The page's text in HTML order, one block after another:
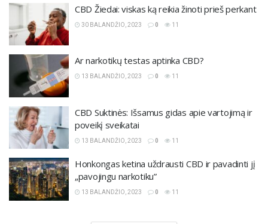
CBD Žiedai: viskas ką reikia žinoti prieš perkant
30 BALANDŽIO, 2023 0 11
Ar narkotikų testas aptinka CBD?
13 BALANDŽIO, 2023 0 11
CBD Suktinės: Išsamus gidas apie vartojimą ir
poveikį sveikatai
13 BALANDŽIO, 2023 0 11
Honkongas ketina uždrausti CBD ir pavadinti jį
„pavojingu narkotiku”
13 BALANDŽIO, 2023 0 11